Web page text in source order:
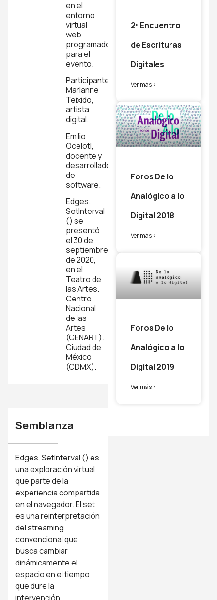
en el
entorno
virtual
web
programado
para el
evento.
Participantes:
Marianne
Teixido,
artista
digital.
Emilio
Ocelotl,
docente y
desarrollador
de
software.
Edges.
SetInterval
() se
presentó
el 30 de
septiembre
de 2020,
en el
Teatro de
las Artes.
Centro
Nacional
de las
Artes
(CENART).
Ciudad de
México
(CDMX).
Semblanza
Edges, SetInterval () es
una exploración virtual
que parte de la
experiencia compartida
en el navegador. El set
es una reinterpretación
del streaming
convencional que
busca cambiar
dinámicamente el
espacio en el tiempo
que dure la
intervención.
2º Encuentro
de Escrituras
Digitales
Ver más >
Foros De lo
Analógico a lo
Digital 2018
Ver más >
Foros De lo
Analógico a lo
Digital 2019
Ver más >